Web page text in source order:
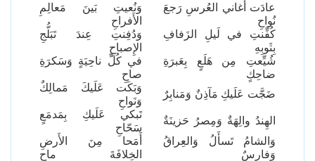
عادَت أَغاني العُرسِ رَجعَ
نُواحِ
وَنُعيتِ بَينَ مَعالِمِ
الأَفراحِ
كُفِّنتِ في لَيلِ الزَفافِ
بِثَوبِهِ
وَدُفِنتِ عِندَ تَبَلُّجِ
الإِصباحِ
شُيِّعتِ مِن هَلَعٍ بِعَبرَةِ
ضاحِكٍ
في كُلِّ ناحِيَةٍ وَسَكرَةِ
صاحِ
ضَجَّت عَلَيكِ مَآذِنٌ وَمَنابِرٌ
وَبَكَت عَلَيكَ مَمالِكٌ
وَنَواحِ
الهِندُ والِهَةٌ وَمِصرُ حَزينَةٌ
تَبكي عَلَيكِ بِمَدمَعٍ
سَحّاحِ
وَالشامُ تَسأَلُ وَالعِراقُ
وَفارِسٌ
أَمَحا مِنَ الأَرضِ
الخِلافَةَ ماحِ